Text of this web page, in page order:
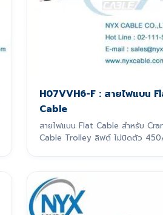
H07VVH6-F : สายไฟแบน
Cable
สายไฟแบน Flat Cable สำหรับ
Cable Trolley ลิฟต์ ไม่บิดตัว